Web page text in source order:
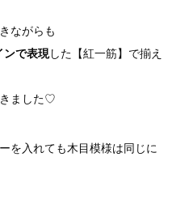
ながらも
ンで表現した【紅一筋】で揃え
ました♡
を入れても木目模様は同じに